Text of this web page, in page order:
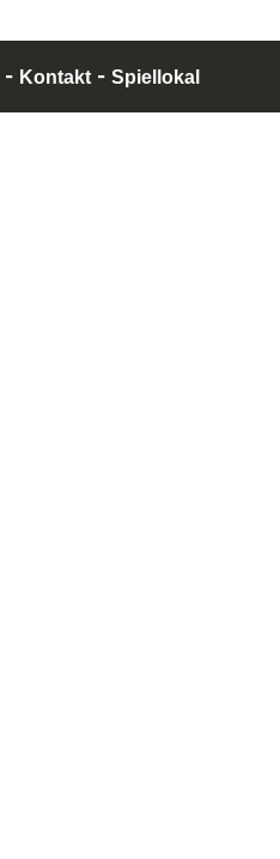
- Kontakt - Spiellokal